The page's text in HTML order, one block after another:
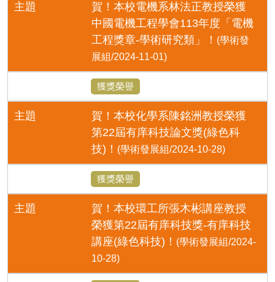
主題
賀！本校電機系林法正教授榮獲
中國電機工程學會113年度「電機
工程獎章-學術研究類」！ (學術發
展組/2024-11-01)
獲獎榮譽
主題
賀！本校化學系陳銘洲教授榮獲
第22屆有庠科技論文獎(綠色科
技)！ (學術發展組/2024-10-28)
獲獎榮譽
主題
賀！本校環工所張木彬講座教授
榮獲第22屆有庠科技獎-有庠科技
講座(綠色科技)！ (學術發展組/2024-
10-28)